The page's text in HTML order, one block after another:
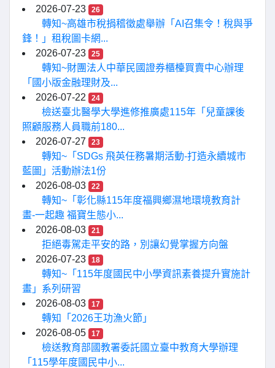
2026-07-23
26
轉知~高雄市稅捐稽徵處舉辦「AI召集令！稅與爭
鋒！」租稅圖卡網...
2026-07-23
25
轉知~財團法人中華民國證券櫃檯買賣中心辦理
「國小版金融理財及...
2026-07-22
24
檢送臺北醫學大學進修推廣處115年「兒童課後
照顧服務人員職前180...
2026-07-27
23
轉知~「SDGs 飛英任務暑期活動-打造永續城市
藍圖」活動辦法1份
2026-08-03
22
轉知~「彰化縣115年度福興鄉濕地環境教育計
畫-一起趣 福寶生態小...
2026-08-03
21
拒絕毒駕走平安的路，別讓幻覺掌握方向盤
2026-07-23
18
轉知~「115年度國民中小學資訊素養提升實施計
畫」系列研習
2026-08-03
17
轉知「2026王功漁火節」
2026-08-05
17
檢送教育部國教署委託國立臺中教育大學辦理
「115學年度國民中小...